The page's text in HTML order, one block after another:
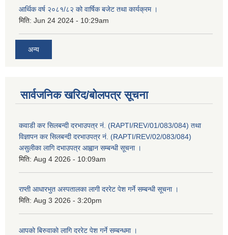
आर्थिक वर्ष २०८१/८२ को वार्षिक बजेट तथा कार्यक्रम ।
मिति: Jun 24 2024 - 10:29am
अन्य
सार्वजनिक खरिद/बोलपत्र सूचना
कवाडी कर सिलबन्दी दरभाउपत्र नं. (RAPTI/REV/01/083/084) तथा
विज्ञापन कर सिलबन्दी दरभाउपत्र नं. (RAPTI/REV/02/083/084)
असुलीका लागि दभाउपत्र आह्वान सम्बन्धी सूचना ।
मिति: Aug 4 2026 - 10:09am
राप्ती आधारभुत अस्पतालका लागी दररेट पेश गर्ने सम्बन्धी सूचना ।
मिति: Aug 3 2026 - 3:20pm
आपकाे बिरुवाकाे लागि दररेट पेश गर्ने सम्बन्धमा ।